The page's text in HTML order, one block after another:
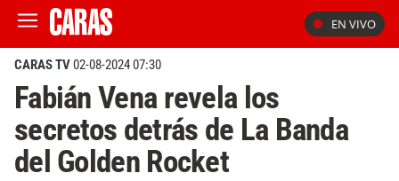
EN VIVO
CARAS TV02-08-2024 07:30
Fabián Vena revela los
secretos detrás de La Banda
del Golden Rocket